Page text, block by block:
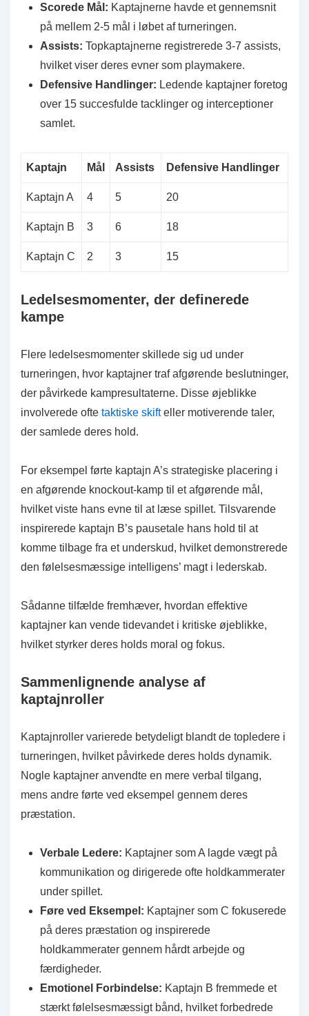
Scorede Mål: Kaptajnerne havde et gennemsnit
på mellem 2-5 mål i løbet af turneringen.
Assists: Topkaptajnerne registrerede 3-7 assists,
hvilket viser deres evner som playmakere.
Defensive Handlinger: Ledende kaptajner foretog
over 15 succesfulde tacklinger og interceptioner
samlet.
Kaptajn Mål Assists Defensive Handlinger
Kaptajn A 4 5 20
Kaptajn B 3 6 18
Kaptajn C 2 3 15
Ledelsesmomenter, der definerede
kampe
Flere ledelsesmomenter skillede sig ud under
turneringen, hvor kaptajner traf afgørende beslutninger,
der påvirkede kampresultaterne. Disse øjeblikke
involverede ofte taktiske skifteller motiverende taler,
der samlede deres hold.
For eksempel førte kaptajn A’s strategiske placering i
en afgørende knockout-kamp til et afgørende mål,
hvilket viste hans evne til at læse spillet. Tilsvarende
inspirerede kaptajn B’s pausetale hans hold til at
komme tilbage fra et underskud, hvilket demonstrerede
den følelsesmæssige intelligens’ magt i lederskab.
Sådanne tilfælde fremhæver, hvordan effektive
kaptajner kan vende tidevandet i kritiske øjeblikke,
hvilket styrker deres holds moral og fokus.
Sammenlignende analyse af
kaptajnroller
Kaptajnroller varierede betydeligt blandt de topledere i
turneringen, hvilket påvirkede deres holds dynamik.
Nogle kaptajner anvendte en mere verbal tilgang,
mens andre førte ved eksempel gennem deres
præstation.
Verbale Ledere: Kaptajner som A lagde vægt på
kommunikation og dirigerede ofte holdkammerater
under spillet.
Føre ved Eksempel: Kaptajner som C fokuserede
på deres præstation og inspirerede
holdkammerater gennem hårdt arbejde og
færdigheder.
Emotionel Forbindelse: Kaptajn B fremmede et
stærkt følelsesmæssigt bånd, hvilket forbedrede